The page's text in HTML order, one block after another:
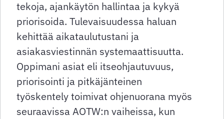
tekoja, ajankäytön hallintaa ja kykyä
priorisoida. Tulevaisuudessa haluan
kehittää aikataulutustani ja
asiakasviestinnän systemaattisuutta.
Oppimani asiat eli itseohjautuvuus,
priorisointi ja pitkäjänteinen
työskentely toimivat ohjenuorana myös
seuraavissa AOTW:n vaiheissa, kun